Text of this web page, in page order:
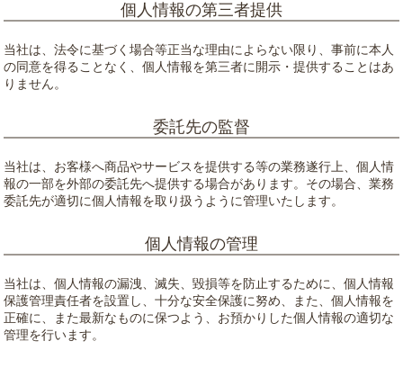
個人情報の第三者提供
当社は、法令に基づく場合等正当な理由によらない限り、事前に本人
の同意を得ることなく、個人情報を第三者に開示・提供することはあ
りません。
委託先の監督
当社は、お客様へ商品やサービスを提供する等の業務遂行上、個人情
報の一部を外部の委託先へ提供する場合があります。その場合、業務
委託先が適切に個人情報を取り扱うように管理いたします。
個人情報の管理
当社は、個人情報の漏洩、滅失、毀損等を防止するために、個人情報
保護管理責任者を設置し、十分な安全保護に努め、また、個人情報を
正確に、また最新なものに保つよう、お預かりした個人情報の適切な
管理を行います。